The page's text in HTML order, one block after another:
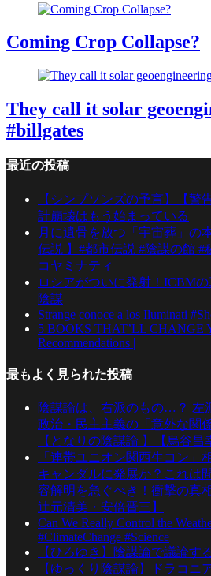
Coming Crop Collapse?
They call it solar
#billgates
最近の投稿
【シンプソンズの予言】【警
計崩壊はもう始まっている
月に遺骨を放つ「宇宙葬」の
伝説 】#都市伝説 #陰謀の館 #
コヤミナティ
ロシアがついに発射！ICBM
陰謀
Strange conoce a los Iluminati
5 BOOKS THAT’LL CHANGE
Recommendations |
最もよく見られた投稿
陰謀論は、右派のもの…？
政治・民主主義の「意外な関
【となりの陰謀論 】【烏谷昌
「連帯ユニオン関西生コン」
キャンダルに発展か？これは
容解明を急ぐべき！衝撃の真
辻元清美・安倍晋三】
Can We Really Control the
#ClimateChange #Science
【ひろゆき】陰謀論で議論す
【ゆっくり陰謀論】ドラコニ